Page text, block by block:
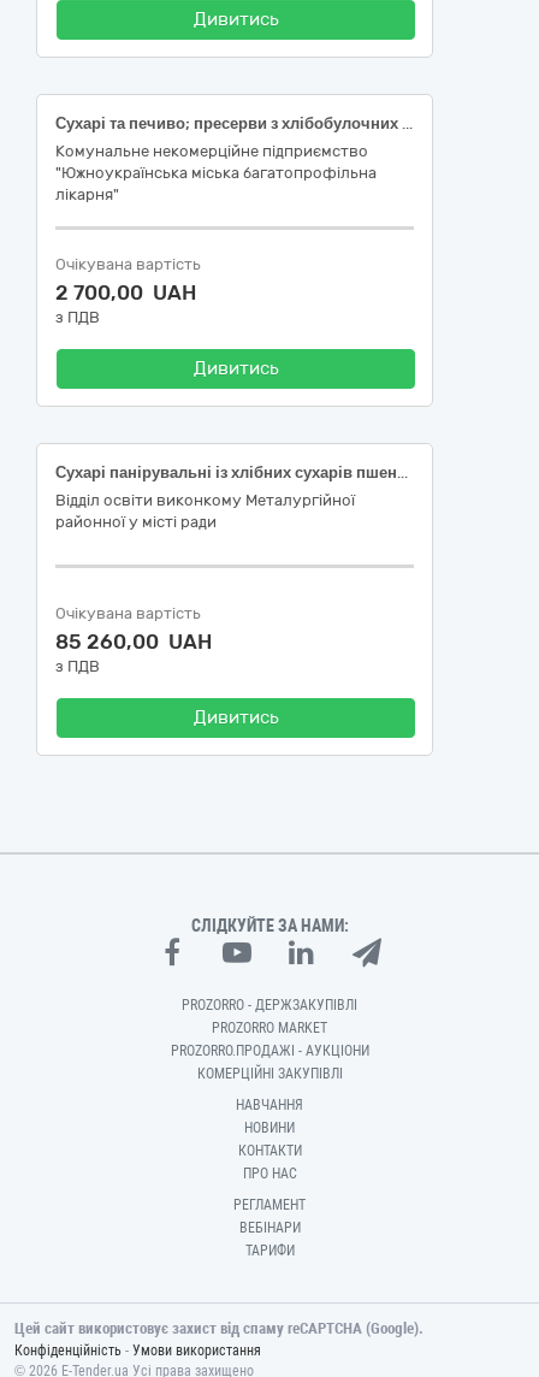
Дивитись
Сухарі та печиво; пресерви з хлібобулочних і кондитерських виробів
Комунальне некомерційне підприємство
"Южноукраїнська міська багатопрофільна
лікарня"
Очікувана вартість
2 700,00 UAH
з ПДВ
Дивитись
Сухарі панірувальні із хлібних сухарів пшеничних, без спецій
Відділ освіти виконкому Металургійної
районної у місті ради
Очікувана вартість
85 260,00 UAH
з ПДВ
Дивитись
СЛІДКУЙТЕ ЗА НАМИ:
PROZORRO - ДЕРЖЗАКУПІВЛІ
PROZORRO MARKET
PROZORRO.ПРОДАЖІ - АУКЦІОНИ
КОМЕРЦІЙНІ ЗАКУПІВЛІ
НАВЧАННЯ
НОВИНИ
КОНТАКТИ
ПРО НАС
РЕГЛАМЕНТ
ВЕБІНАРИ
ТАРИФИ
Цей сайт використовує захист від спаму reCAPTCHA (Google).
Конфіденційність - Умови використання
© 2026 E-Tender.ua Усі права захищено